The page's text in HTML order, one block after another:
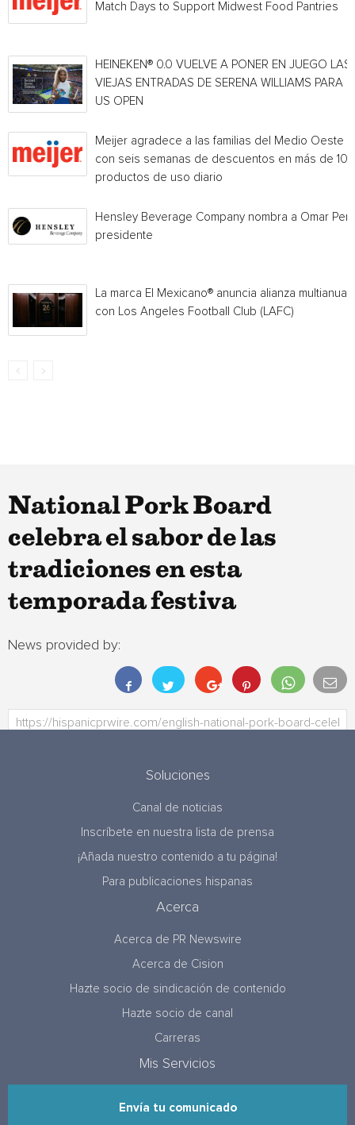
Match Days to Support Midwest Food Pantries
HEINEKEN® 0.0 VUELVE A PONER EN JUEGO LAS
VIEJAS ENTRADAS DE SERENA WILLIAMS PARA
US OPEN
Meijer agradece a las familias del Medio Oeste
con seis semanas de descuentos en más de
productos de uso diario
Hensley Beverage Company nombra a Omar
presidente
La marca El Mexicano® anuncia alianza multianual
con Los Angeles Football Club (LAFC)
National Pork Board
celebra el sabor de las
tradiciones en esta
temporada festiva
News provided by:
Soluciones
Canal de noticias
Inscríbete en nuestra lista de prensa
¡Añada nuestro contenido a tu página!
Para publicaciones hispanas
Acerca
Acerca de PR Newswire
Acerca de Cision
Hazte socio de sindicación de contenido
Hazte socio de canal
Carreras
Mis Servicios
Envía tu comunicado